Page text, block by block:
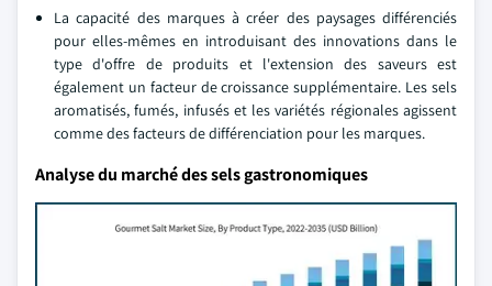
La capacité des marques à créer des paysages différenciés
pour elles-mêmes en introduisant des innovations dans le
type d'offre de produits et l'extension des saveurs est
également un facteur de croissance supplémentaire. Les sels
aromatisés, fumés, infusés et les variétés régionales agissent
comme des facteurs de différenciation pour les marques.
Analyse du marché des sels gastronomiques